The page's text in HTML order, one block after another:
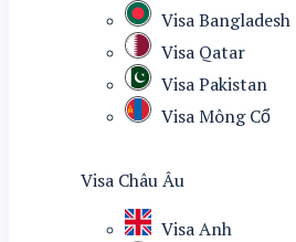
Visa Bangladesh
Visa Qatar
Visa Pakistan
Visa Mông Cổ
Visa Châu Âu
Visa Anh